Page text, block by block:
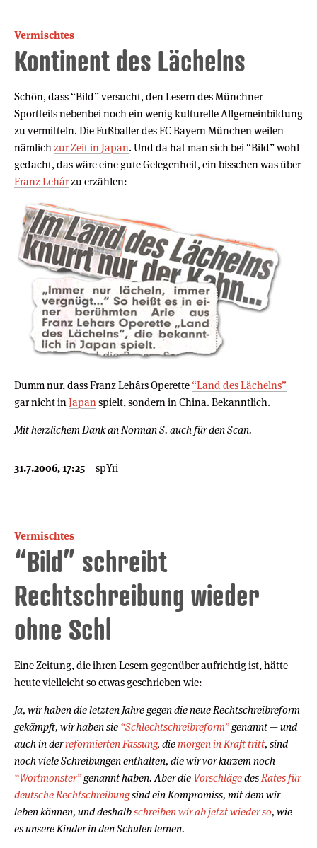
Vermischtes
Kontinent des Lächelns
Schön, dass “Bild” versucht, den Lesern des Münchner
Sportteils nebenbei noch ein wenig kulturelle Allgemeinbildung
zu vermitteln. Die Fußballer des FC Bayern München weilen
nämlich zur Zeit in Japan. Und da hat man sich bei “Bild” wohl
gedacht, das wäre eine gute Gelegenheit, ein bisschen was über
Franz Lehárzu erzählen:
Dumm nur, dass Franz Lehárs Operette “Land des Lächelns”
gar nicht in Japan spielt, sondern in China. Bekanntlich.
Mit herzlichem Dank an Norman S. auch für den Scan.
31.7.2006, 17:25 spYri
Vermischtes
“Bild” schreibt
Rechtschreibung wieder
ohne Schl
Eine Zeitung, die ihren Lesern gegenüber aufrichtig ist, hätte
heute vielleicht so etwas geschrieben wie:
Ja, wir haben die letzten Jahre gegen die neue Rechtschreibreform
gekämpft, wir haben sie “Schlechtschreibreform”genannt — und
auch in derreformierten Fassung, diemorgen in Kraft tritt, sind
noch viele Schreibungen enthalten, die wir vor kurzem noch
“Wortmonster”genannt haben. Aber die Vorschlägedes Rates für
deutsche Rechtschreibungsind ein Kompromiss, mit dem wir
leben können, und deshalbschreiben wir ab jetzt wieder so, wie
es unsere Kinder in den Schulen lernen.